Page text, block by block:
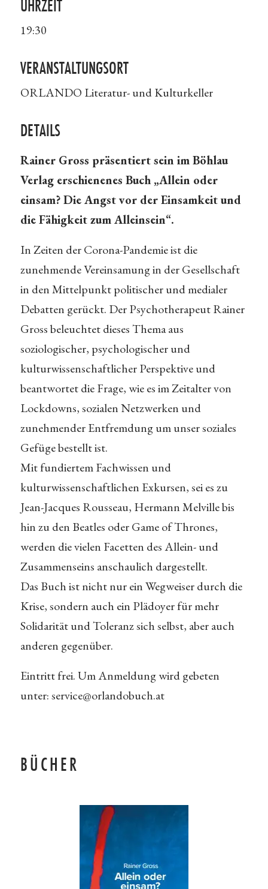
UHRZEIT
19:30
VERANSTALTUNGSORT
ORLANDO Literatur- und Kulturkeller
DETAILS
Rainer Gross präsentiert sein im Böhlau
Verlag erschienenes Buch „Allein oder
einsam?Die Angst vor der Einsamkeit und
die Fähigkeit zum Alleinsein“.
In Zeiten der Corona-Pandemie ist die
zunehmende Vereinsamung in der Gesellschaft
in den Mittelpunkt politischer und medialer
Debatten gerückt. Der Psychotherapeut Rainer
Gross beleuchtet dieses Thema aus
soziologischer, psychologischer und
kulturwissenschaftlicher Perspektive und
beantwortet die Frage, wie es im Zeitalter von
Lockdowns, sozialen Netzwerken und
zunehmender Entfremdung um unser soziales
Gefüge bestellt ist.
Mit fundiertem Fachwissen und
kulturwissenschaftlichen Exkursen, sei es zu
Jean-Jacques Rousseau, Hermann Melville bis
hin zu den Beatles oder Game of Thrones,
werden die vielen Facetten des Allein- und
Zusammenseins anschaulich dargestellt.
Das Buch ist nicht nur ein Wegweiser durch die
Krise, sondern auch ein Plädoyer für mehr
Solidarität und Toleranz sich selbst, aber auch
anderen gegenüber.
Eintritt frei. Um Anmeldung wird gebeten
unter: service@orlandobuch.at
BÜCHER